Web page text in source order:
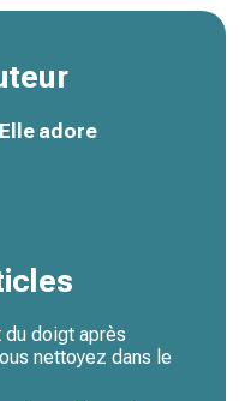
adore
doigt après
nettoyez dans le